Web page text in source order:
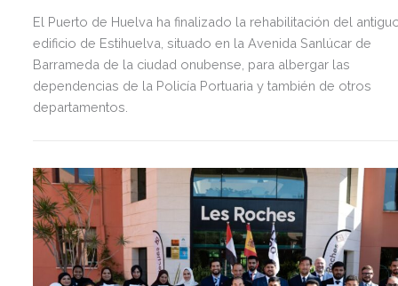
El Puerto de Huelva ha finalizado la rehabilitación del
edificio de Estihuelva, situado en la Avenida Sanlúcar de
Barrameda de la ciudad onubense, para albergar las
dependencias de la Policía Portuaria y también de otros
departamentos.